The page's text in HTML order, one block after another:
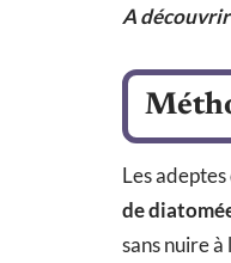
A
Les
de
sans nuire